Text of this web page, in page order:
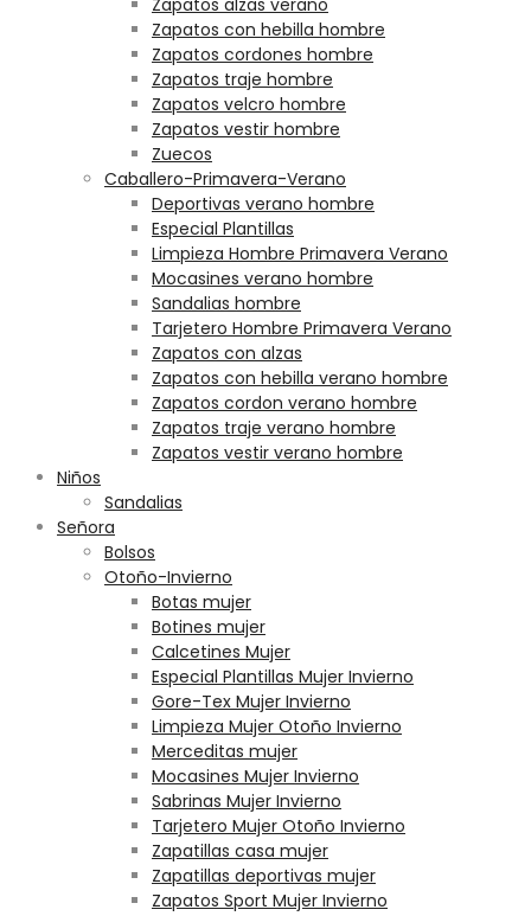
Zapatos alzas verano
Zapatos con hebilla hombre
Zapatos cordones hombre
Zapatos traje hombre
Zapatos velcro hombre
Zapatos vestir hombre
Zuecos
Caballero-Primavera-Verano
Deportivas verano hombre
Especial Plantillas
Limpieza Hombre Primavera Verano
Mocasines verano hombre
Sandalias hombre
Tarjetero Hombre Primavera Verano
Zapatos con alzas
Zapatos con hebilla verano hombre
Zapatos cordon verano hombre
Zapatos traje verano hombre
Zapatos vestir verano hombre
Niños
Sandalias
Señora
Bolsos
Otoño-Invierno
Botas mujer
Botines mujer
Calcetines Mujer
Especial Plantillas Mujer Invierno
Gore-Tex Mujer Invierno
Limpieza Mujer Otoño Invierno
Merceditas mujer
Mocasines Mujer Invierno
Sabrinas Mujer Invierno
Tarjetero Mujer Otoño Invierno
Zapatillas casa mujer
Zapatillas deportivas mujer
Zapatos Sport Mujer Invierno